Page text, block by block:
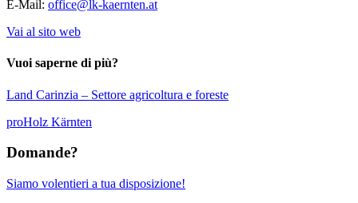
E-Mail: office@lk-kaernten.at
Vai al sito web
Vuoi saperne di più?
Land Carinzia – Settore agricoltura e foreste
proHolz Kärnten
Domande?
Siamo volentieri a tua disposizione!